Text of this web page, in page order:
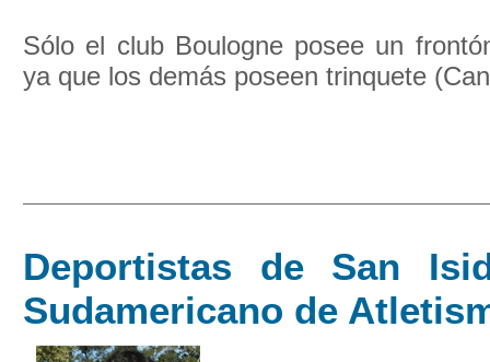
Sólo el club Boulogne posee un
ya que los demás poseen trinquete
Deportistas de San
Sudamericano de